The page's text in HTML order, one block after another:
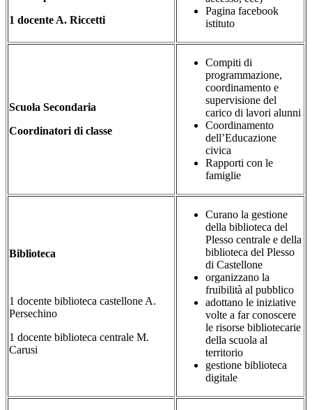
1 docente A. Riccetti
Pagina facebook
istituto
Scuola Secondaria
Coordinatori di classe
Compiti di
programmazione,
coordinamento e
supervisione del
carico di lavori alunni
Coordinamento
dell’Educazione
civica
Rapporti con le
famiglie
Biblioteca
1 docente biblioteca castellone A.
Persechino
1 docente biblioteca centrale M.
Carusi
Curano la gestione
della biblioteca del
Plesso centrale e della
biblioteca del Plesso
di Castellone
organizzano la
fruibilità al pubblico
adottano le iniziative
volte a far conoscere
le risorse bibliotecarie
della scuola al
territorio
gestione biblioteca
digitale